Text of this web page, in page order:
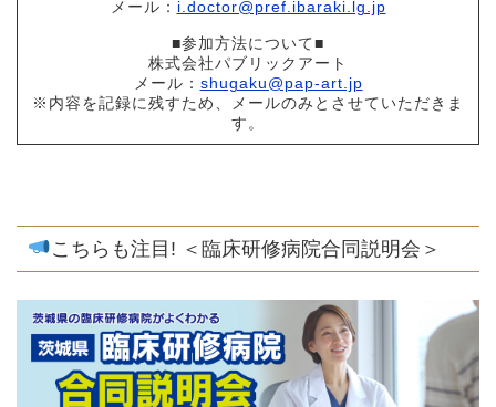
メール： i.doctor@pref.ibaraki.lg.jp
■参加方法について■
株式会社パブリックアート
メール： shugaku@pap-art.jp
※内容を記録に残すため、メールのみとさせていただきま
す。
こちらも注目! ＜臨床研修病院合同説明会＞